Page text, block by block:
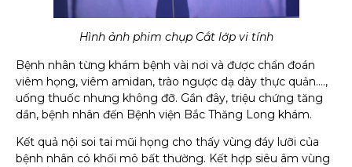
Hình ảnh phim chụp Cắt lớp vi tính
Bệnh nhân từng khám bệnh vài nơi và được chẩn đoán
viêm họng, viêm amidan, trào ngược dạ dày thực quản….,
uống thuốc nhưng không đỡ. Gần đây, triệu chứng tăng
dần, bệnh nhân đến Bệnh viện Bắc Thăng Long khám.
Kết quả nội soi tai mũi họng cho thấy vùng đáy lưỡi của
bệnh nhân có khối mô bất thường. Kết hợp siêu âm vùng